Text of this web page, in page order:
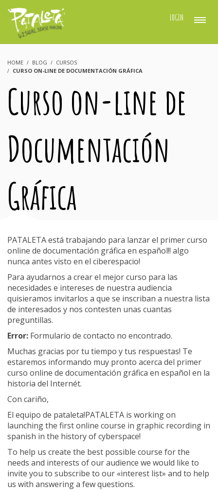
LOGIN
HOME BLOG
CURSOS
CURSO ON-LINE DE DOCUMENTACIÓN GRÁFICA
Curso on-line de
Documentación
Gráfica
PATALETA está trabajando para lanzar el primer curso
online de documentación gráfica en español!! algo
nunca antes visto en el ciberespacio!
Para ayudarnos a crear el mejor curso para las
necesidades e intereses de nuestra audiencia
quisieramos invitarlos a que se inscriban a nuestra lista
de interesados y nos contesten unas cuantas
preguntillas.
Error: Formulario de contacto no encontrado.
Muchas gracias por tu tiempo y tus respuestas! Te
estaremos informando muy pronto acerca del primer
curso online de documentación gráfica en español en la
historia del Internét.
Con cariño,
El equipo de pataleta!PATALETA is working on
launching the first online course in graphic recording in
spanish in the history of cyberspace!
To help us create the best possible course for the
needs and interests of our audience we would like to
invite you to subscribe to our «interest list» and to help
us with answering a few questions.